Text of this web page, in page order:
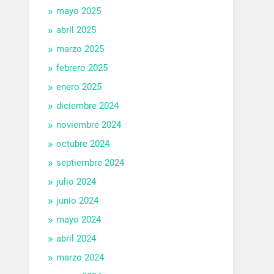
mayo 2025
abril 2025
marzo 2025
febrero 2025
enero 2025
diciembre 2024
noviembre 2024
octubre 2024
septiembre 2024
julio 2024
junio 2024
mayo 2024
abril 2024
marzo 2024